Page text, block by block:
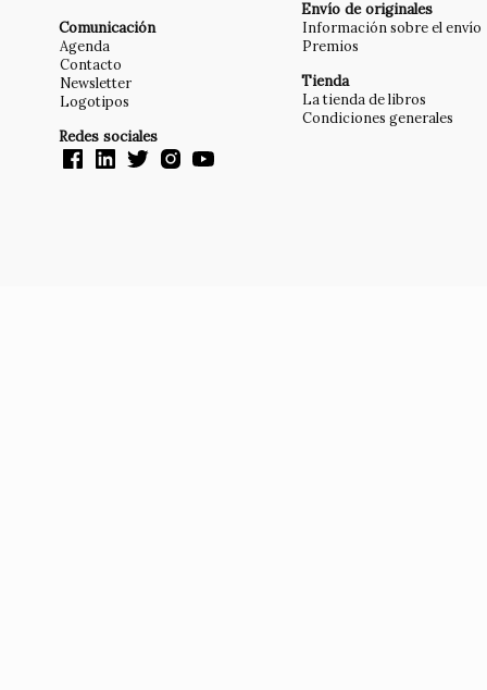
Comunicación
Agenda
Contacto
Newsletter
Logotipos
Redes sociales
Envío de originales
Información sobre el envío
Premios
Tienda
La tienda de libros
Condiciones generales